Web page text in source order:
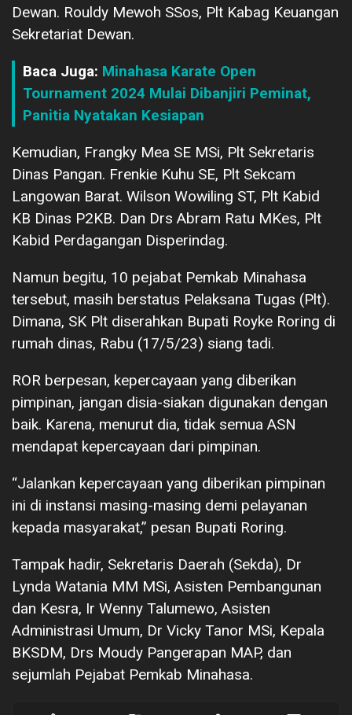
Dewan. Rouldy Mewoh SSos, Plt Kabag Keuangan
Sekretariat Dewan.
Baca Juga: Minahasa Karate Open
Tournament 2024 Mulai Dibanjiri Peminat,
Panitia Nyatakan Kesiapan
Kemudian, Frangky Mea SE MSi, Plt Sekretaris
Dinas Pangan. Frenkie Kuhu SE, Plt Sekcam
Langowan Barat. Wilson Wowiling ST, Plt Kabid
KB Dinas P2KB. Dan Drs Abram Ratu MKes, Plt
Kabid Perdagangan Disperindag.
Namun begitu, 10 pejabat Pemkab Minahasa
tersebut, masih berstatus Pelaksana Tugas (Plt).
Dimana, SK Plt diserahkan Bupati Royke Roring di
rumah dinas, Rabu (17/5/23) siang tadi.
ROR berpesan, kepercayaan yang diberikan
pimpinan, jangan disia-siakan digunakan dengan
baik. Karena, menurut dia, tidak semua ASN
mendapat kepercayaan dari pimpinan.
“Jalankan kepercayaan yang diberikan pimpinan
ini di instansi masing-masing demi pelayanan
kepada masyarakat,” pesan Bupati Roring.
Tampak hadir, Sekretaris Daerah (Sekda), Dr
Lynda Watania MM MSi, Asisten Pembangunan
dan Kesra, Ir Wenny Talumewo, Asisten
Administrasi Umum, Dr Vicky Tanor MSi, Kepala
BKSDM, Drs Moudy Pangerapan MAP, dan
sejumlah Pejabat Pemkab Minahasa.